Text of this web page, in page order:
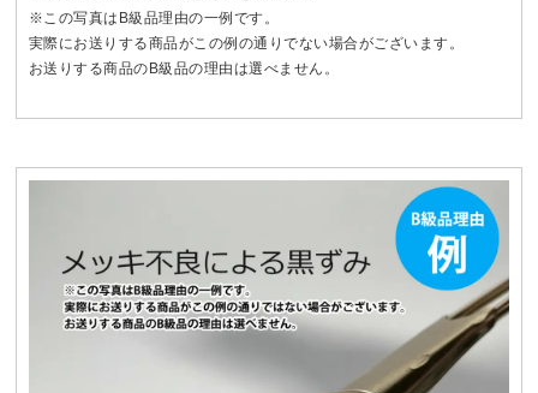
※この写真はB級品理由の一例です。
実際にお送りする商品がこの例の通りでない場合がございます。
お送りする商品のB級品の理由は選べません。